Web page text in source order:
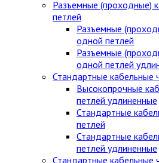
Разъемные (проходные)
петлей
Разъемные
одной петлей
Разъемные
одной петлей
Стандартные кабельные
Высокопрочные
петлей удлиненные
Стандартные
петлей
Стандартные
петлей удлиненные
Стандартные кабельные